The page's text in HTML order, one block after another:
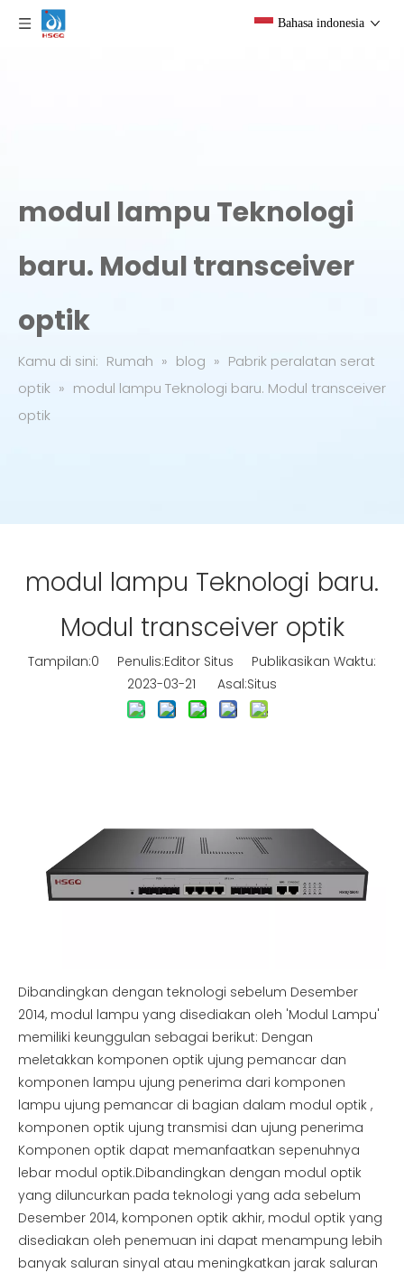
Bahasa indonesia
modul lampu Teknologi
baru. Modul transceiver
optik
Kamu di sini: Rumah » blog » Pabrik peralatan serat
optik » modul lampu Teknologi baru. Modul transceiver
optik
modul lampu Teknologi baru.
Modul transceiver optik
Tampilan:0 Penulis:Editor Situs Publikasikan Waktu:
2023-03-21 Asal:Situs
Dibandingkan dengan teknologi sebelum Desember
2014, modul lampu yang disediakan oleh 'Modul Lampu'
memiliki keunggulan sebagai berikut: Dengan
meletakkan komponen optik ujung pemancar dan
komponen lampu ujung penerima dari komponen
lampu ujung pemancar di bagian dalam modul optik ,
komponen optik ujung transmisi dan ujung penerima
Komponen optik dapat memanfaatkan sepenuhnya
lebar modul optik.Dibandingkan dengan modul optik
yang diluncurkan pada teknologi yang ada sebelum
Desember 2014, komponen optik akhir, modul optik yang
disediakan oleh penemuan ini dapat menampung lebih
banyak saluran sinyal atau meningkatkan jarak saluran